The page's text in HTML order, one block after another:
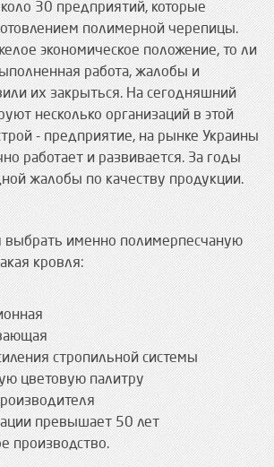
30 предприятий, которые
полимерной черепицы.
экономическое положение, то ли
работа, жалобы и
их закрыться. На сегодняшний
несколько организаций в этой
- предприятие, на рынке Украины
работает и развивается. За годы
жалобы по качеству продукции.
именно полимерпесчаную
кровля:
стропильной системы
цветовую палитру
превышает 50 лет
производство.